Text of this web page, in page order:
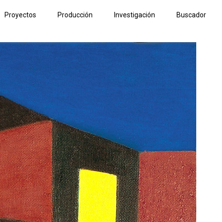
Proyectos Producción Investigación Buscador